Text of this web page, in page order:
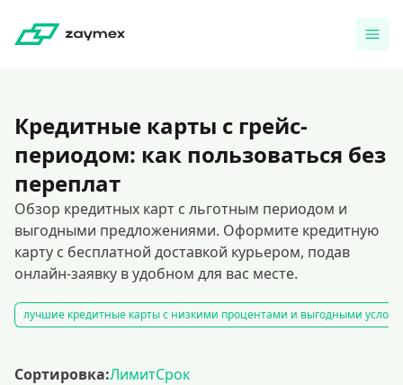
Кредитные карты с грейс-
периодом: как пользоваться без
переплат
Обзор кредитных карт с льготным периодом и
выгодными предложениями. Оформите кредитную
карту с бесплатной доставкой курьером, подав
онлайн-заявку в удобном для вас месте.
лучшие кредитные карты с низкими процентами и выгодными
Сортировка:ЛимитСрок